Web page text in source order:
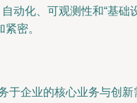
动化、可观测性和“基础
密。
于企业的核心业务与创新